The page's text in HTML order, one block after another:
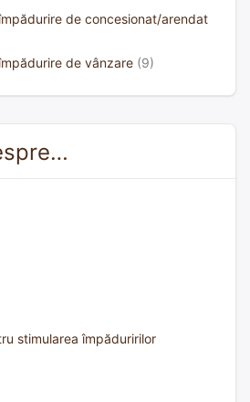
de concesionat/arendat
de vânzare (9)
stimularea împăduririlor